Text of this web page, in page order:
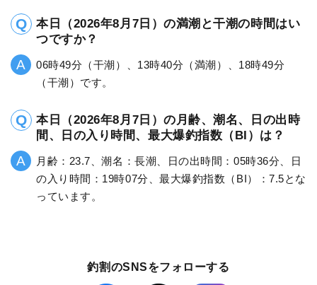
本日（2026年8月7日）の満潮と干潮の時間はい
つですか？
06時49分（干潮）、13時40分（満潮）、18時49分
（干潮）です。
本日（2026年8月7日）の月齢、潮名、日の出時
間、日の入り時間、最大爆釣指数（BI）は？
月齢：23.7、潮名：長潮、日の出時間：05時36分、日
の入り時間：19時07分、最大爆釣指数（BI）：7.5とな
っています。
釣割のSNSをフォローする